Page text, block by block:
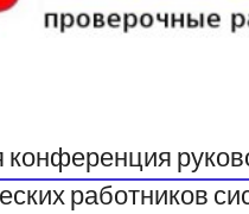
конференция
работников